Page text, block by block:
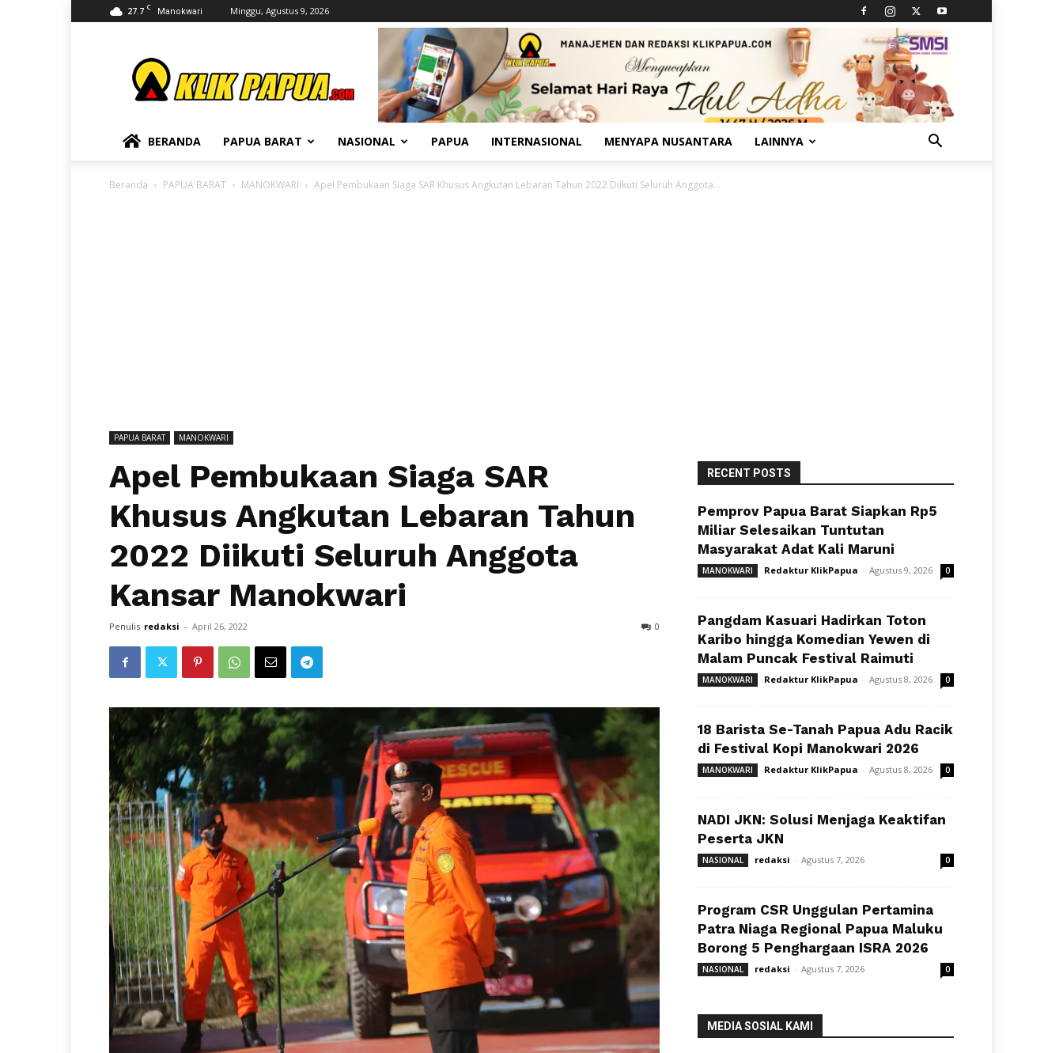
27.7 C Manokwari Minggu, Agustus 9, 2026
BERANDA PAPUA BARAT NASIONAL PAPUA INTERNASIONAL MENYAPA NUSANTARA LAINNYA
Beranda PAPUA BARAT MANOKWARI Apel Pembukaan Siaga SAR Khusus Angkutan Lebaran Tahun 2022 Diikuti Seluruh Anggota...
PAPUA BARAT MANOKWARI
Apel Pembukaan Siaga SAR
Khusus Angkutan Lebaran Tahun
2022 Diikuti Seluruh Anggota
Kansar Manokwari
Penulis redaksi - April 26, 2022 0
RECENT POSTS
Pemprov Papua Barat Siapkan Rp5
Miliar Selesaikan Tuntutan
Masyarakat Adat Kali Maruni
MANOKWARI Redaktur KlikPapua - Agustus 9, 2026 0
Pangdam Kasuari Hadirkan Toton
Karibo hingga Komedian Yewen di
Malam Puncak Festival Raimuti
MANOKWARI Redaktur KlikPapua - Agustus 8, 2026 0
18 Barista Se-Tanah Papua Adu Racik
di Festival Kopi Manokwari 2026
MANOKWARI Redaktur KlikPapua - Agustus 8, 2026 0
NADI JKN: Solusi Menjaga Keaktifan
Peserta JKN
NASIONAL redaksi - Agustus 7, 2026 0
Program CSR Unggulan Pertamina
Patra Niaga Regional Papua Maluku
Borong 5 Penghargaan ISRA 2026
NASIONAL redaksi - Agustus 7, 2026 0
MEDIA SOSIAL KAMI